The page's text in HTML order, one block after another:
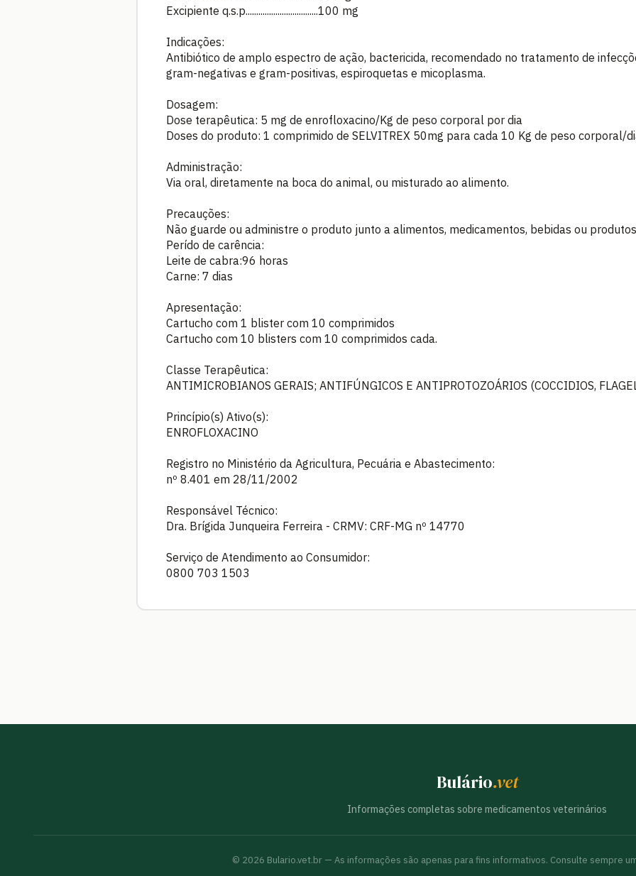
Excipiente q.s.p..................................100 mg
Indicações:
Antibiótico de amplo espectro de ação, bactericida, recomendado no tratamento de
gram-negativas e gram-positivas, espiroquetas e micoplasma.
Dosagem:
Dose terapêutica: 5 mg de enrofloxacino/Kg de peso corporal por dia
Doses do produto: 1 comprimido de SELVITREX 50mg para cada 10 Kg de peso corporal/
Administração:
Via oral, diretamente na boca do animal, ou misturado ao alimento.
Precauções:
Não guarde ou administre o produto junto a alimentos, medicamentos, bebidas ou
Perído de carência:
Leite de cabra:96 horas
Carne: 7 dias
Apresentação:
Cartucho com 1 blister com 10 comprimidos
Cartucho com 10 blisters com 10 comprimidos cada.
Classe Terapêutica:
ANTIMICROBIANOS GERAIS; ANTIFÚNGICOS E ANTIPROTOZOÁRIOS (COCCIDIOS,
Princípio(s) Ativo(s):
ENROFLOXACINO
Registro no Ministério da Agricultura, Pecuária e Abastecimento:
nº 8.401 em 28/11/2002
Responsável Técnico:
Dra. Brígida Junqueira Ferreira - CRMV: CRF-MG nº 14770
Serviço de Atendimento ao Consumidor:
0800 703 1503
Bulário.vet
Informações completas sobre medicamentos veterinários
© 2026 Bulario.vet.br — As informações são apenas para fins informativos. Consulte sempre